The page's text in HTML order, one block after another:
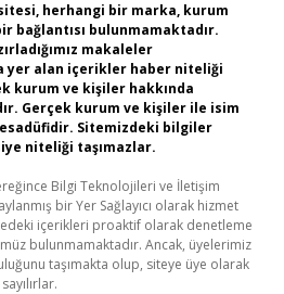
herhangi bir marka, kurum
bağlantısı bulunmamaktadır.
makaleler
yer alan içerikler haber niteliği
kurum ve kişiler hakkında
Gerçek kurum ve kişiler ile isim
Sitemizdeki bilgiler
niteliği taşımazlar.
Bilgi Teknolojileri ve İletişim
bir Yer Sağlayıcı olarak hizmet
içerikleri proaktif olarak denetleme
bulunmamaktadır. Ancak, üyelerimiz
taşımakta olup, siteye üye olarak